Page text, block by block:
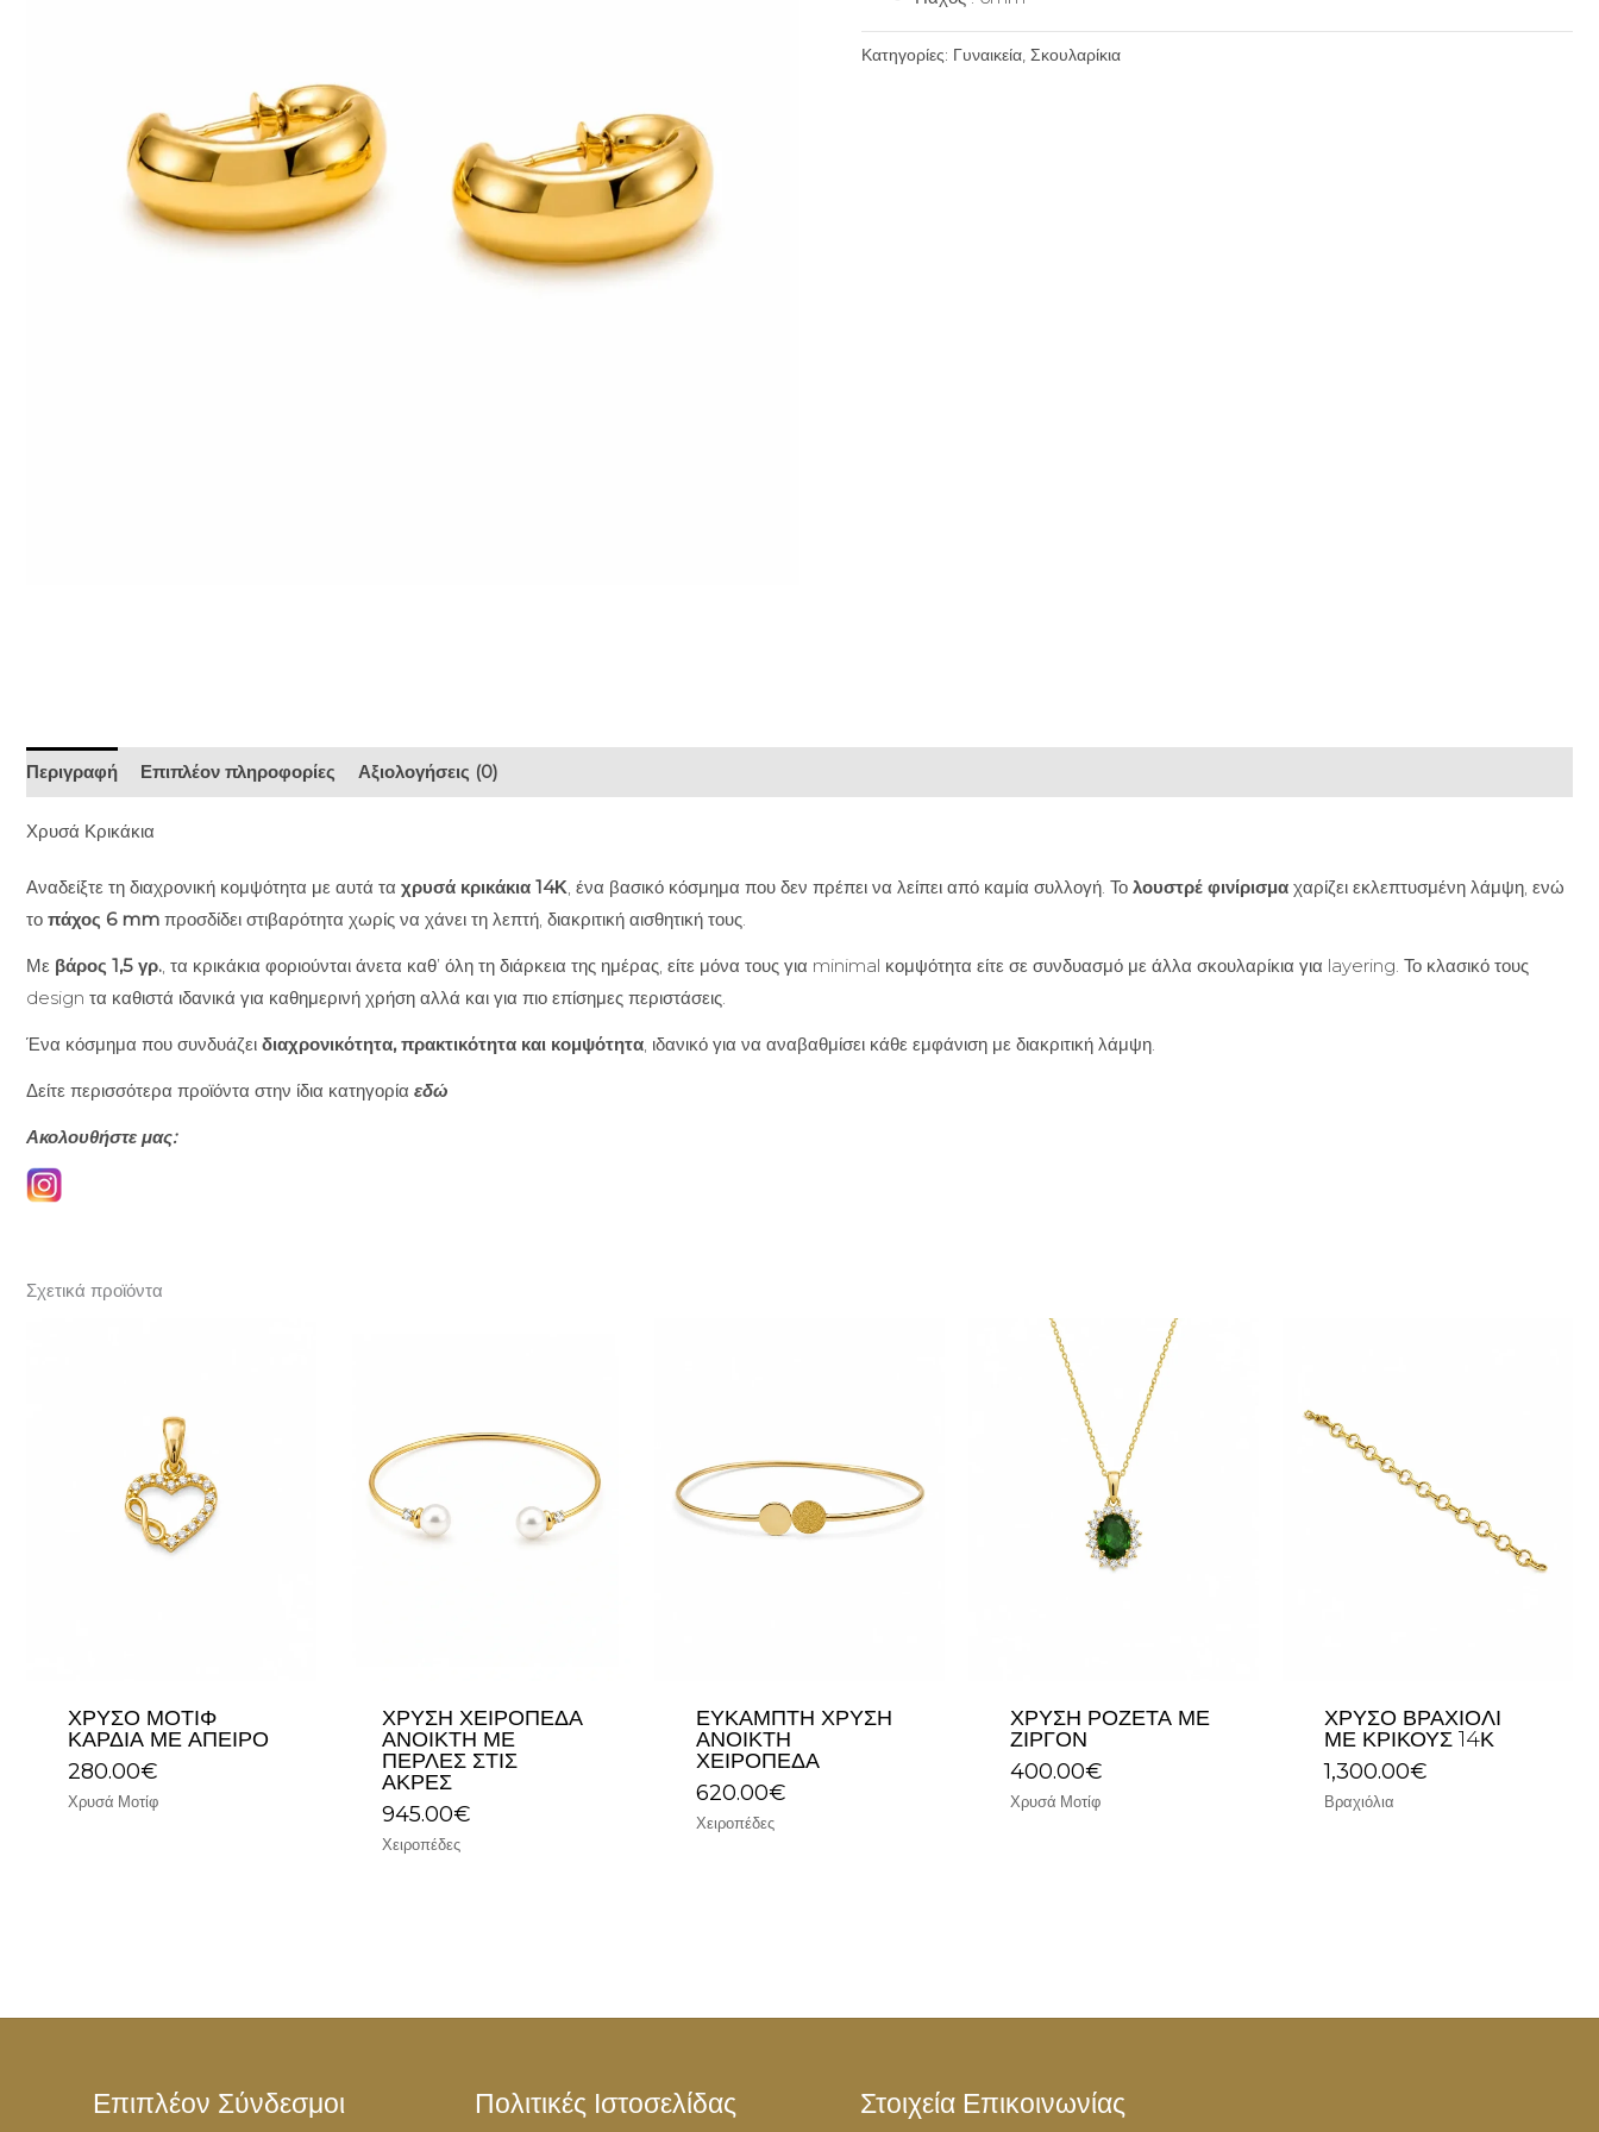
Κατηγορίες: Γυναικεία Σκουλαρίκια
Περιγραφή Επιπλέον πληροφορίες Αξιολογήσεις (0)
Χρυσά Κρικάκια
Αναδείξτε τη διαχρονική κομψότητα με αυτά τα χρυσά κρικάκια 14Κ , ένα βασικό κόσμημα που δεν πρέπει να λείπει από καμία συλλογή. Το λουστρέ φινίρισμα χαρίζει εκλεπτυσμένη λάμψη, ενώ
το πάχος 6 mm προσδίδει στιβαρότητα χωρίς να χάνει τη λεπτή, διακριτική αισθητική τους.
Με βάρος 1,5 γρ. , τα κρικάκια φοριούνται άνετα καθ’ όλη τη διάρκεια της ημέρας, είτε μόνα τους για minimal κομψότητα είτε σε συνδυασμό με άλλα σκουλαρίκια για layering. Το κλασικό τους
design τα καθιστά ιδανικά για καθημερινή χρήση αλλά και για πιο επίσημες περιστάσεις.
Ένα κόσμημα που συνδυάζει διαχρονικότητα, πρακτικότητα και κομψότητα , ιδανικό για να αναβαθμίσει κάθε εμφάνιση με διακριτική λάμψη.
Δείτε περισσότερα προϊόντα στην ίδια κατηγορία εδώ
Ακολουθήστε μας:
Σχετικά προϊόντα
ΧΡΥΣΌ ΜΟΤΊΦ
ΚΑΡΔΙΆ ΜΕ ΆΠΕΙΡΟ
280.00€
Χρυσά Μοτίφ
ΧΡΥΣΉ ΧΕΙΡΟΠΈΔΑ
ΑΝΟΙΚΤΉ ΜΕ
ΠΈΡΛΕΣ ΣΤΙΣ
ΆΚΡΕΣ
945.00€
Χειροπέδες
ΕΎΚΑΜΠΤΗ ΧΡΥΣΉ
ΑΝΟΙΚΤΉ
ΧΕΙΡΟΠΈΔΑ
620.00€
Χειροπέδες
ΧΡΥΣΉ ΡΟΖΈΤΑ ΜΕ
ΖΙΡΓΌΝ
400.00€
Χρυσά Μοτίφ
ΧΡΥΣΌ ΒΡΑΧΙΌΛΙ
ΜΕ ΚΡΊΚΟΥΣ 14Κ
1,300.00€
Βραχιόλια
Επιπλέον Σύνδεσμοι Πολιτικές Ιστοσελίδας Στοιχεία Επικοινωνίας